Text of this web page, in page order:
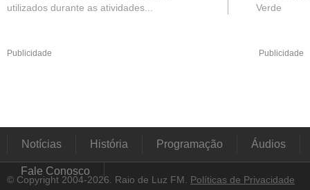
utilizados durante as atividades...
Verde
Publicidade Publicidade
Notícias História Programação Áudios
Fale Conosco
© Copyright 2004-2026. Raio de Luz FM. Políticas de Privacidade